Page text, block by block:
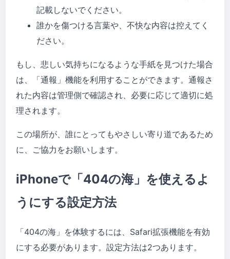
記載しないでください。
誰かを傷つける言葉や、不快な内容は控えてく
ださい。
もし、悲しい気持ちになるような手紙を見つけた場合
は、「通報」機能を利用することができます。通報さ
れた内容は管理側で確認され、必要に応じて適切に処
理されます。
この場所が、誰にとってもやさしい寄り道であるため
に、ご協力をお願いします。
iPhoneで「404の海」を使えるよ
うにする設定方法
「404の海」を体験するには、Safari拡張機能を有効
にする必要があります。設定方法は2つあります。